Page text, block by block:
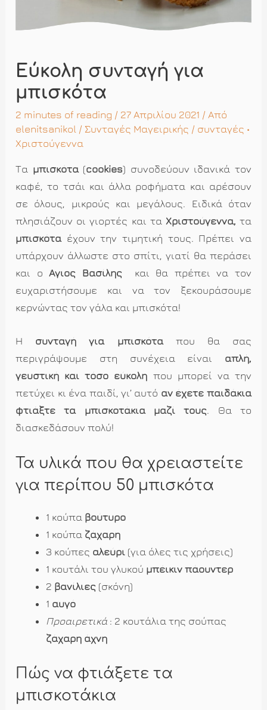
Εύκολη συνταγή για
μπισκότα
2 minutes of reading / 27 Απριλίου 2021 / Από
elenitsanikol /Συνταγές Μαγειρικής / συνταγές •
Χριστούγεννα
Τα μπισκότα(cookies) συνοδεύουν ιδανικά τον
καφέ, το τσάι και άλλα ροφήματα και αρέσουν
σε όλους, μικρούς και μεγάλους. Ειδικά όταν
πλησιάζουν οι γιορτές και τα Χριστούγεννα, τα
μπισκότα έχουν την τιμητική τους. Πρέπει να
υπάρχουν άλλωστε στο σπίτι, γιατί θα περάσει
και οΆγιος Βασίληςκαι θα πρέπει να τον
ευχαριστήσουμε και να τον ξεκουράσουμε
κερνώντας τον γάλα και μπισκότα!
Η συνταγή για μπισκόταπου θα σας
περιγράψουμε στη συνέχεια είναι απλή,
γευστική και τόσο εύκολη που μπορεί να την
πετύχει κι ένα παιδί, γι’ αυτό αν έχετε παιδάκια
φτιάξτε τα μπισκοτάκια μαζί τους. Θα το
διασκεδάσουν πολύ!
Τα υλικά που θα χρειαστείτε
για περίπου 50 μπισκότα
1 κούπα βούτυρο
1 κούπα ζάχαρη
3 κούπες αλεύρι (για όλες τις χρήσεις)
1 κουτάλι του γλυκού μπέικιν πάουντερ
2 βανίλιες (σκόνη)
1 αυγό
Προαιρετικά : 2 κουτάλια της σούπας
ζάχαρη άχνη
Πώς να φτιάξετε τα
μπισκοτάκια